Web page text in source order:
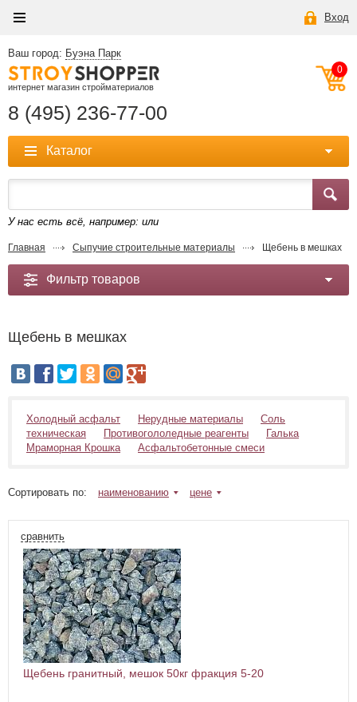
Вход
Ваш город: Буэна Парк
интернет магазин стройматериалов
8 (495) 236-77-00
0
Каталог
У нас есть всё, например: или
Главная Сыпучие строительные материалы Щебень в мешках
Фильтр товаров
Щебень в мешках
Холодный асфальт Нерудные материалы
Соль
техническая
Противогололедные реагенты
Галька
Мраморная Крошка
Асфальтобетонные смеси
Сортировать по: наименованию цене
сравнить
Щебень гранитный, мешок 50кг фракция 5-20